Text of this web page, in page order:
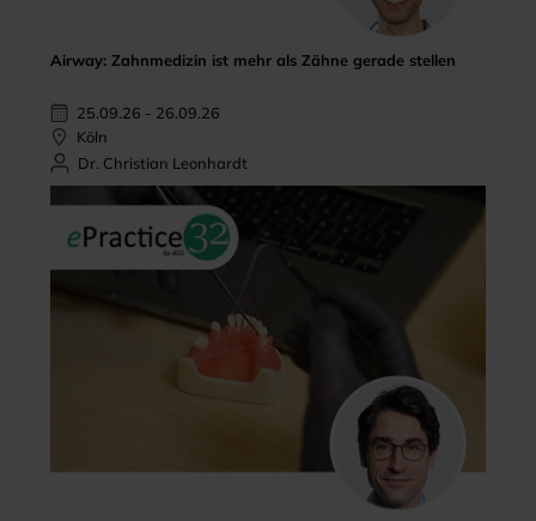
Airway: Zahnmedizin ist mehr als Zähne gerade stellen
25.09.26 - 26.09.26
Köln
Dr. Christian Leonhardt